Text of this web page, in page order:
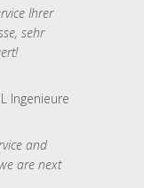
Ihrer
sehr
Ingenieure
and
are next